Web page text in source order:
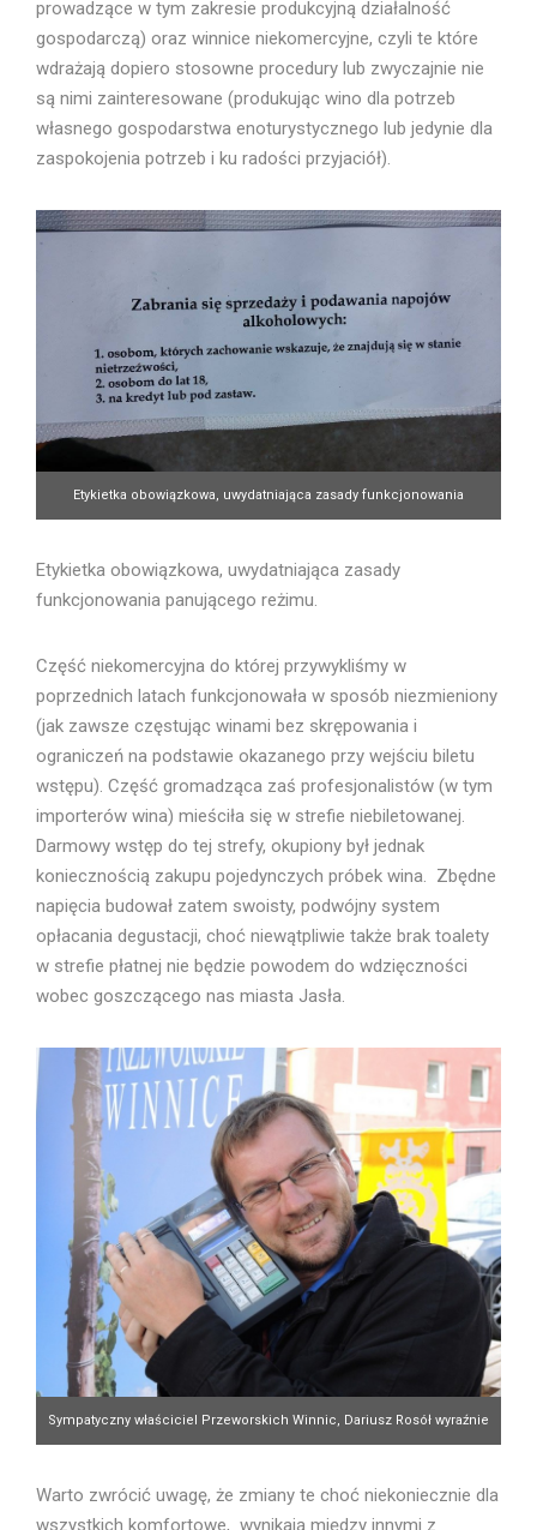
prowadzące w tym zakresie produkcyjną działalność
gospodarczą) oraz winnice niekomercyjne, czyli te które
wdrażają dopiero stosowne procedury lub zwyczajnie nie
są nimi zainteresowane (produkując wino dla potrzeb
własnego gospodarstwa enoturystycznego lub jedynie dla
zaspokojenia potrzeb i ku radości przyjaciół).
Etykietka obowiązkowa, uwydatniająca zasady funkcjonowania
Etykietka obowiązkowa, uwydatniająca zasady
funkcjonowania panującego reżimu.
Część niekomercyjna do której przywykliśmy w
poprzednich latach funkcjonowała w sposób niezmieniony
(jak zawsze częstując winami bez skrępowania i
ograniczeń na podstawie okazanego przy wejściu biletu
wstępu). Część gromadząca zaś profesjonalistów (w tym
importerów wina) mieściła się w strefie niebiletowanej.
Darmowy wstęp do tej strefy, okupiony był jednak
koniecznością zakupu pojedynczych próbek wina. Zbędne
napięcia budował zatem swoisty, podwójny system
opłacania degustacji, choć niewątpliwie także brak toalety
w strefie płatnej nie będzie powodem do wdzięczności
wobec goszczącego nas miasta Jasła.
Sympatyczny właściciel Przeworskich Winnic, Dariusz Rosół wyraźnie
Myśliwiec
Warto zwrócić uwagę, że zmiany te choć niekoniecznie dla
wszystkich komfortowe, wynikają między innymi z